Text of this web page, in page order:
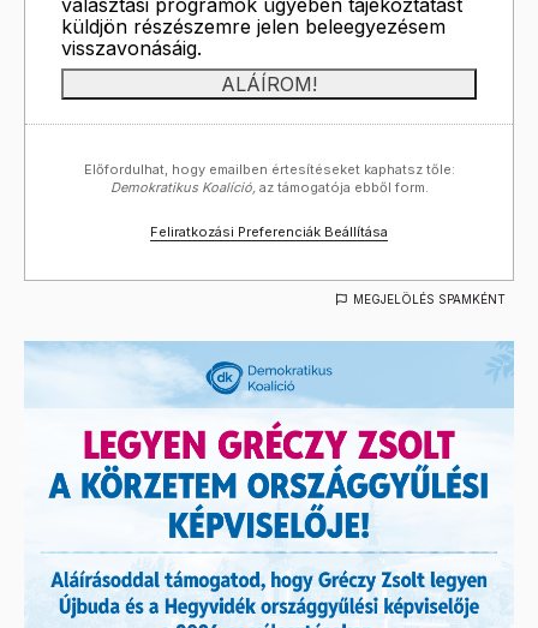
küldjön részészemre jelen beleegyezésem
visszavonásáig.
Előfordulhat, hogy emailben értesítéseket kaphatsz tőle:
Demokratikus Koalíció, az támogatója ebből form.
Feliratkozási Preferenciák Beállítása
MEGJELÖLÉS SPAMKÉNT